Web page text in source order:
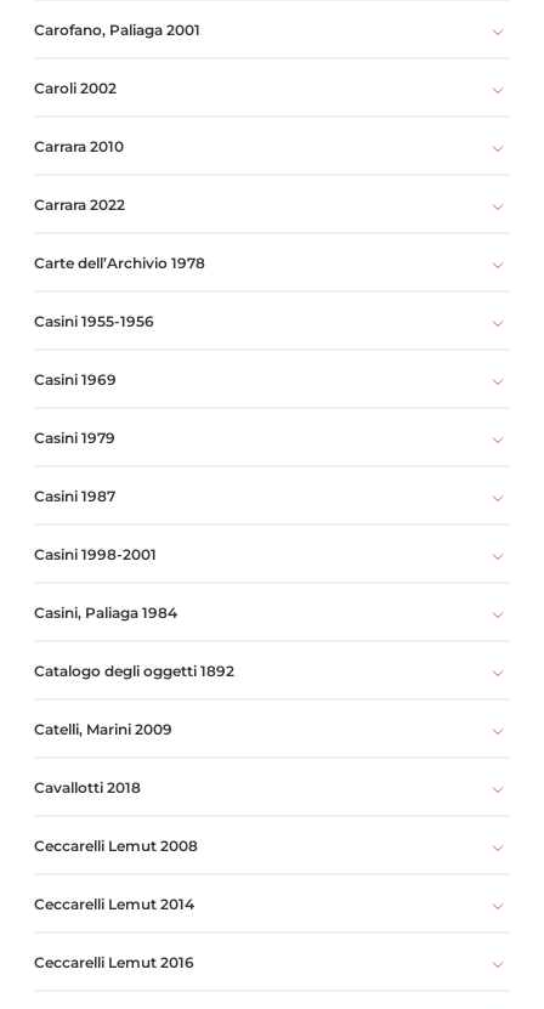
Carofano, Paliaga 2001
Caroli 2002
Carrara 2010
Carrara 2022
Carte dell’Archivio 1978
Casini 1955-1956
Casini 1969
Casini 1979
Casini 1987
Casini 1998-2001
Casini, Paliaga 1984
Catalogo degli oggetti 1892
Catelli, Marini 2009
Cavallotti 2018
Ceccarelli Lemut 2008
Ceccarelli Lemut 2014
Ceccarelli Lemut 2016